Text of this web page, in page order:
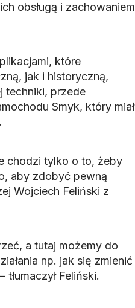
obsługą i zachowaniem
które
jak i historyczną,
techniki, przede
Smyk, który miał
chodzi tylko o to, żeby
aby zdobyć pewną
Wojciech Feliński z
a tutaj możemy do
np. jak się zmienić
Feliński.